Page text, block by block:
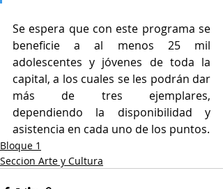
Se espera que con este programa se
beneficie a al menos 25 mil
adolescentes y jóvenes de toda la
capital, a los cuales se les podrán dar
más de tres ejemplares,
dependiendo la disponibilidad y
asistencia en cada uno de los puntos.
Bloque 1
Seccion Arte y Cultura